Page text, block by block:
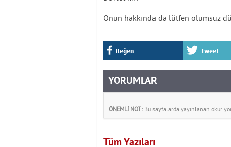
Onun hakkında da lütfen olumsuz
Beğen Tweet
YORUMLAR
ÖNEMLİ NOT: Bu sayfalarda yayınlanan okur
Tüm Yazıları